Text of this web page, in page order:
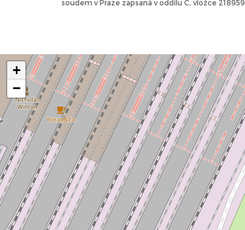
soudem v Praze zapsaná v oddílu C, vložce 218959
+
−